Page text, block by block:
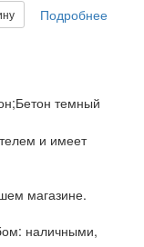
Подробнее
темный
и имеет
магазине.
наличными,